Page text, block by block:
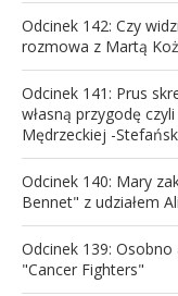
Odcinek 142: Czy
rozmowa z Martą
Odcinek 141: Prus
własną przygodę
Mędrzeckiej -
Odcinek 140: Mary
Bennet" z udziałem
Odcinek 139:
"Cancer Fighters"